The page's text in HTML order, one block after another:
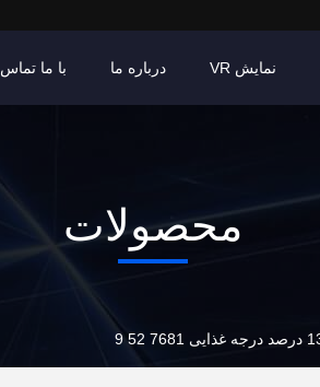
نمایش VR درباره ما با ما تماس
محصولات